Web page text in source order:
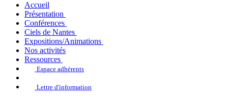
Accueil
Présentation
Conférences
Ciels de Nantes
Expositions/Animations
Nos activités
Ressources
Espace adhérents
Lettre d'information